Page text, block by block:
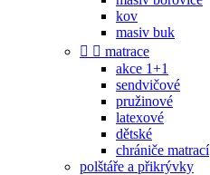
kov
masiv buk
  matrace
akce 1+1
sendvičové
pružinové
latexové
dětské
chrániče matrací
polštáře a přikrývky